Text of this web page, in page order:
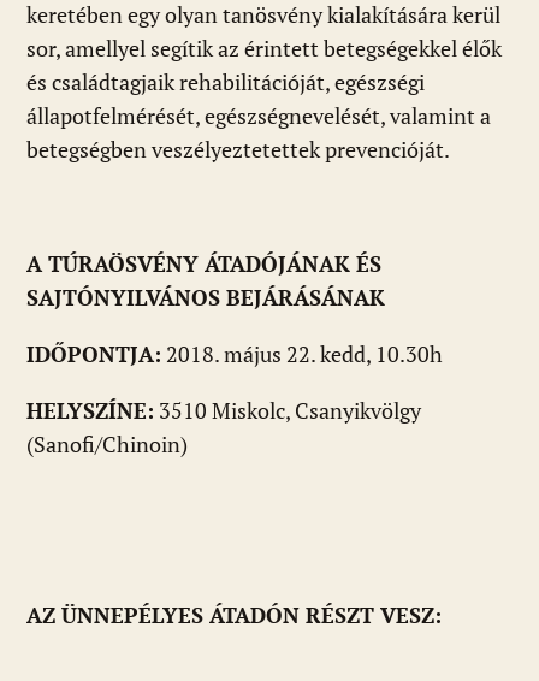
keretében egy olyan tanösvény kialakítására kerül
sor, amellyel segítik az érintett betegségekkel élők
és családtagjaik rehabilitációját, egészségi
állapotfelmérését, egészségnevelését, valamint a
betegségben veszélyeztetettek prevencióját.
A TÚRAÖSVÉNY ÁTADÓJÁNAK ÉS
SAJTÓNYILVÁNOS BEJÁRÁSÁNAK
IDŐPONTJA: 2018. május 22. kedd, 10.30h
HELYSZÍNE: 3510 Miskolc, Csanyikvölgy
(Sanofi/Chinoin)
AZ ÜNNEPÉLYES ÁTADÓN RÉSZT VESZ: